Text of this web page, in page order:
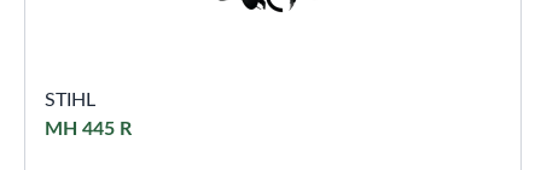
STIHL
MH 445 R